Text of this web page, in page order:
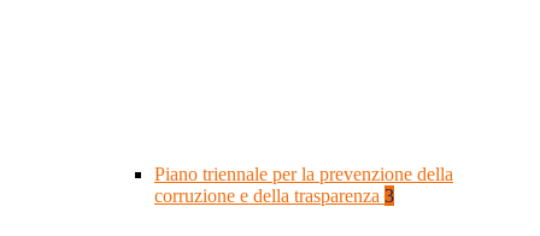
Piano triennale per la prevenzione della
corruzione e della trasparenza 3